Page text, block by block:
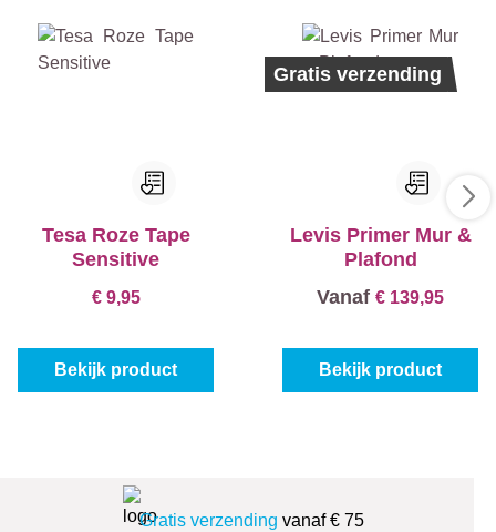
Tesa Roze Tape
Sensitive
€ 9,95
Bekijk product
Bestseller
Ecolabel
Gratis verzending
Levis Primer Mur &
Plafond
Vanaf € 139,95
Bekijk product
Gratis verzending vanaf € 75